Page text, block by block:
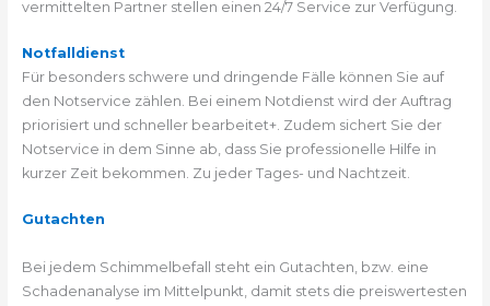
vermittelten Partner stellen einen 24/7 Service zur Verfügung.
Notfalldienst
Für besonders schwere und dringende Fälle können Sie auf
den Notservice zählen. Bei einem Notdienst wird der Auftrag
priorisiert und schneller bearbeitet+. Zudem sichert Sie der
Notservice in dem Sinne ab, dass Sie professionelle Hilfe in
kurzer Zeit bekommen. Zu jeder Tages- und Nachtzeit.
Gutachten
Bei jedem Schimmelbefall steht ein Gutachten, bzw. eine
Schadenanalyse im Mittelpunkt, damit stets die preiswertesten